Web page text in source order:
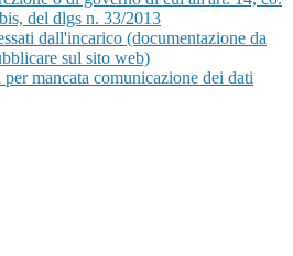
del dlgs n. 33/2013
dall'incarico (documentazione da
sul sito web)
per mancata comunicazione dei dati